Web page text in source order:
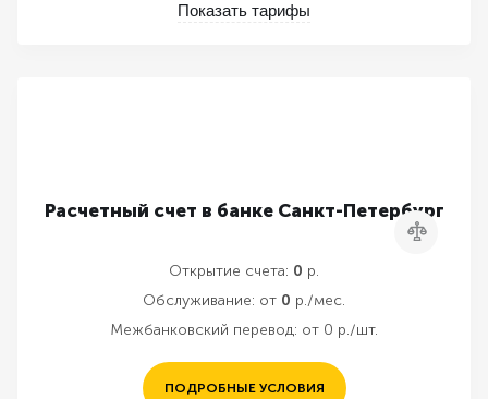
Показать тарифы
Расчетный счет в банке Санкт-Петербург
Сравнить
Открытие счета: 0 р.
Обслуживание: от 0 р./мес.
Межбанковский перевод: от 0 р./шт.
ПОДРОБНЫЕ УСЛОВИЯ